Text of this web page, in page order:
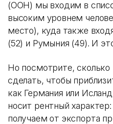
(ООН) мы входим в
высоким уровнем
место), куда также
(52) и Румыния (49). И
Но посмотрите,
сделать, чтобы
как Германия или
носит рентный
получаем от экспорта